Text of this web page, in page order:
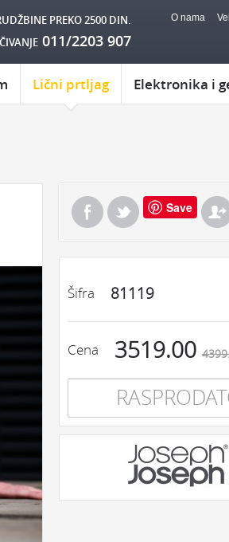
O nama
PREKO 2500 DIN.
011/2203 907
Lični prtljag Elektronika i
Save
Šifra 81119
Cena 3519.00